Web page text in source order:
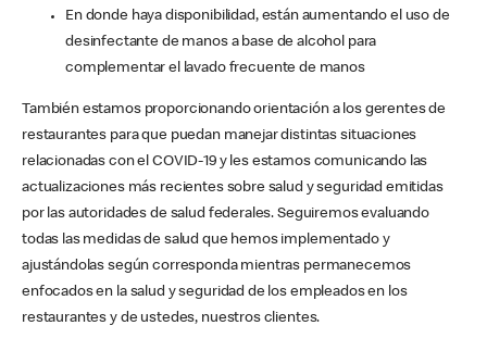
En donde haya disponibilidad, están aumentando el uso de
desinfectante de manos a base de alcohol para
complementar el lavado frecuente de manos
También estamos proporcionando orientación a los gerentes de
restaurantes para que puedan manejar distintas situaciones
relacionadas con el COVID-19 y les estamos comunicando las
actualizaciones más recientes sobre salud y seguridad emitidas
por las autoridades de salud federales. Seguiremos evaluando
todas las medidas de salud que hemos implementado y
ajustándolas según corresponda mientras permanecemos
enfocados en la salud y seguridad de los empleados en los
restaurantes y de ustedes, nuestros clientes.